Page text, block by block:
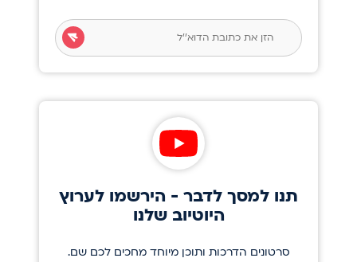
תנו למסך לדבר - הירשמו לערוץ
היוטיוב שלנו
סרטונים הדרכות ותוכן מיוחד מחכים לכם שם.